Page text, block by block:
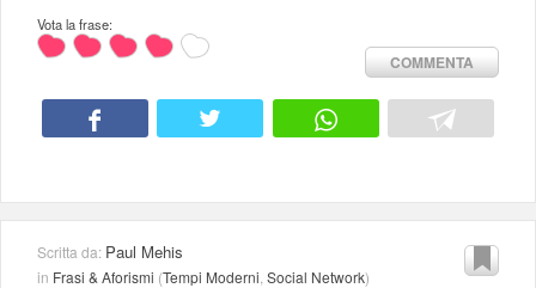
Vota la frase:
COMMENTA
Scritta da: Paul Mehis
in Frasi & Aforismi (Tempi Moderni Social Network)